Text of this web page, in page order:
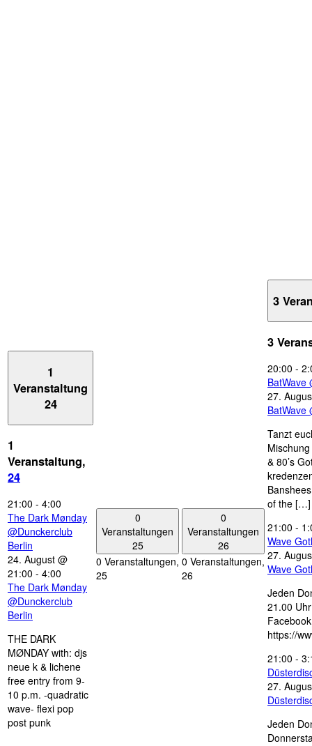
1
Veranstaltung
24
1
Veranstaltung,
24
21:00 - 4:00
The Dark Mønday
@Dunckerclub
Berlin
24. August @
21:00 - 4:00
The Dark Mønday
@Dunckerclub
Berlin
THE DARK
MØNDAY with: djs
neue k & lichene
free entry from 9-
10 p.m. -quadratic
wave- flexi pop
post punk
0
Veranstaltungen
25
0 Veranstaltungen,
25
0
Veranstaltungen
26
0 Veranstaltungen,
26
3
3
20:00 -
BatWave
27.
BatWave
Tanzt
& 80’s
of the […]
21:00 -
Wave
27.
Wave
Jeden
21.00
https://
21:00 -
27.
Jeden